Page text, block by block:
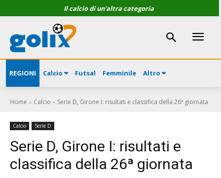
Il calcio di un'altra categoria
REGIONI Calcio Futsal Femminile Altro
Home Calcio Serie D, Girone I: risultati e classifica della 26ª giornata
Calcio Serie D
Serie D, Girone I: risultati e
classifica della 26ª giornata